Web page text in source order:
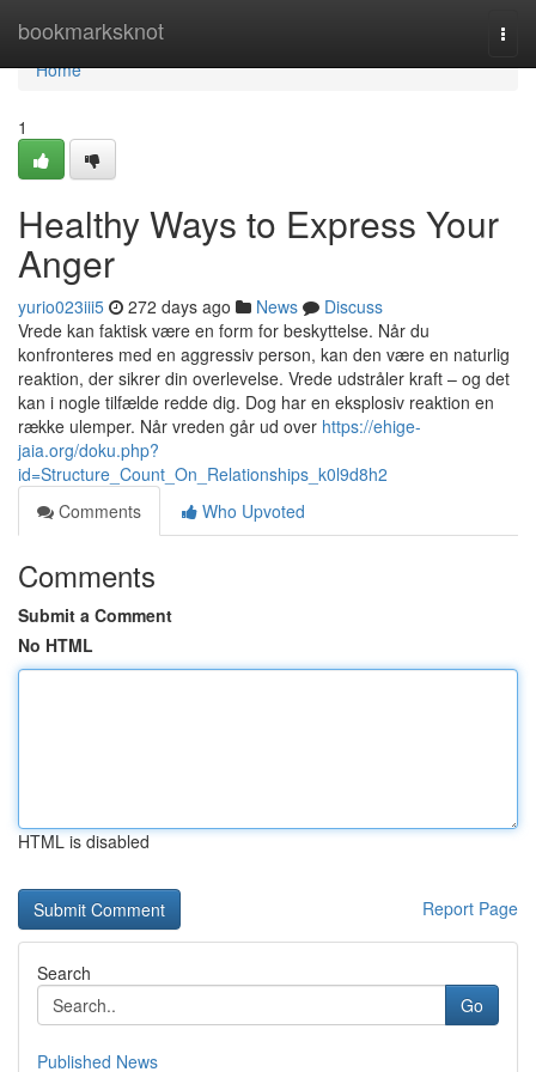
bookmarksknot
Home
Home
1
Healthy Ways to Express Your
Anger
yurio023iii5 272 days ago News
Discuss
Vrede kan faktisk være en form for beskyttelse. Når du
konfronteres med en aggressiv person, kan den være en naturlig
reaktion, der sikrer din overlevelse. Vrede udstråler kraft – og det
kan i nogle tilfælde redde dig. Dog har en eksplosiv reaktion en
række ulemper. Når vreden går ud over https://ehige-
jaia.org/doku.php?
id=Structure_Count_On_Relationships_k0l9d8h2
Comments
Who Upvoted
Comments
Submit a Comment
No HTML
HTML is disabled
Report Page
Search
Go
Published News